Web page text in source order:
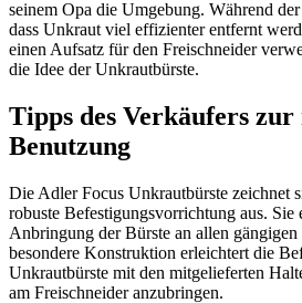
seinem Opa die Umgebung. Während
dass Unkraut viel effizienter entfernt
einen Aufsatz für den Freischneider
die Idee der Unkrautbürste.
Tipps des Verkäufers
Benutzung
Die Adler Focus Unkrautbürste zeichnet
robuste Befestigungsvorrichtung aus. Sie
Anbringung der Bürste an allen
besondere Konstruktion erleichtert die
Unkrautbürste mit den mitgelieferten
am Freischneider anzubringen.